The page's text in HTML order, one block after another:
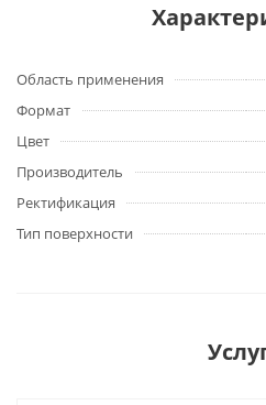
Область применения
Формат
Цвет
Производитель
Ректификация
Тип поверхности